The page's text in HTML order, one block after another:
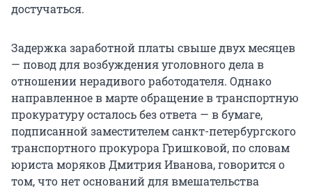
достучаться.
Задержка заработной платы свыше двух месяцев
— повод для возбуждения уголовного дела в
отношении нерадивого работодателя. Однако
направленное в марте обращение в транспортную
прокуратуру осталось без ответа — в бумаге,
подписанной заместителем санкт-петербургского
транспортного прокурора Гришковой, по словам
юриста моряков Дмитрия Иванова, говорится о
том, что нет оснований для вмешательства